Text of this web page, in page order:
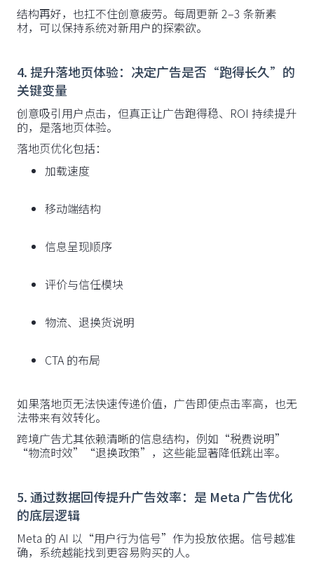
结构再好，也扛不住创意疲劳。每周更新 2–3 条新素
材，可以保持系统对新用户的探索欲。
4. 提升落地页体验：决定广告是否“跑得长久”的
关键变量
创意吸引用户点击，但真正让广告跑得稳、ROI 持续提升
的，是落地页体验。
落地页优化包括：
加载速度
移动端结构
信息呈现顺序
评价与信任模块
物流、退换货说明
CTA 的布局
如果落地页无法快速传递价值，广告即使点击率高，也无
法带来有效转化。
跨境广告尤其依赖清晰的信息结构，例如“税费说明”
“物流时效”“退换政策”，这些能显著降低跳出率。
5. 通过数据回传提升广告效率：是 Meta 广告优化
的底层逻辑
Meta 的 AI 以“用户行为信号”作为投放依据。信号越准
确，系统越能找到更容易购买的人。